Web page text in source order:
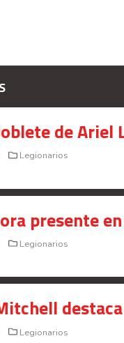
de
Legionarios
presente
Legionarios
Legionarios